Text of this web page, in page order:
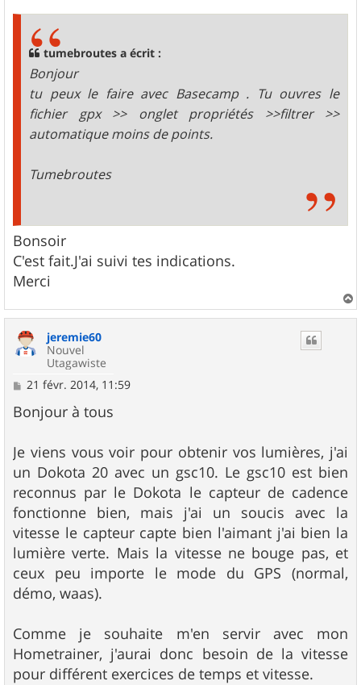
tumebroutes a écrit :
Bonjour
tu peux le faire avec Basecamp . Tu ouvres le
fichier gpx >> onglet propriétés >>filtrer >>
automatique moins de points.
Tumebroutes
Bonsoir
C'est fait.J'ai suivi tes indications.
Merci
a
jeremie60
Nouvel
Utagawiste
M
s
s
g
e
21 févr. 2014, 11:59
Bonjour à tous
Je viens vous voir pour obtenir vos lumières, j'ai
un Dokota 20 avec un gsc10. Le gsc10 est bien
reconnus par le Dokota le capteur de cadence
fonctionne bien, mais j'ai un soucis avec la
vitesse le capteur capte bien l'aimant j'ai bien la
lumière verte. Mais la vitesse ne bouge pas, et
ceux peu importe le mode du GPS (normal,
démo, waas).
Comme je souhaite m'en servir avec mon
Hometrainer, j'aurai donc besoin de la vitesse
pour différent exercices de temps et vitesse.